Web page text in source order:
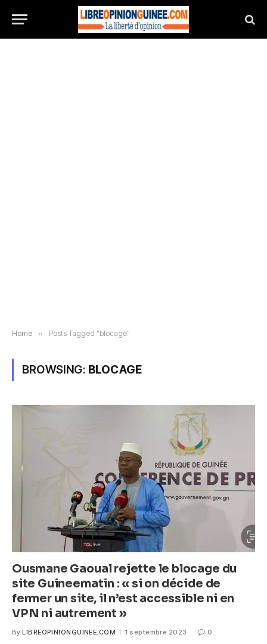
Home » Posts Tagged "blocage"
BROWSING: BLOCAGE
Ousmane Gaoual rejette le blocage du
site Guineematin : « si on décide de
fermer un site, il n’est accessible ni en
VPN ni autrement »
By LIBREOPINIONGUINEE.COM 1 septembre 2023 0